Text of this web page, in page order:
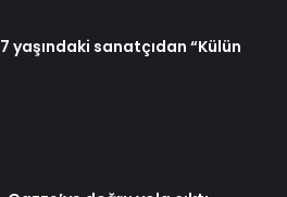
yaşındaki sanatçıdan “Külün